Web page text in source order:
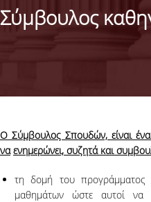
ΣΚΟΠΟΣ
ΙΔΡΥΣΗ-
ΔΟΜΗ
ΟΔΗΓΟΣ
Σύμβουλος
Ο Σύμβουλος Σπουδών, είναι
να ενημερώνει, συζητά και
τη δομή του προγράμματος
μαθημάτων ώστε αυτοί να